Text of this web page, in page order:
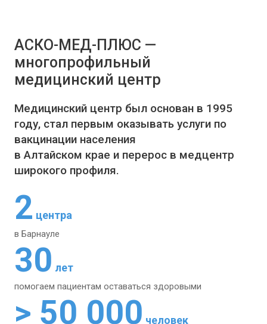
АСКО-МЕД-ПЛЮС —
многопрофильный
медицинский центр
Медицинский центр был основан в 1995
году, стал первым оказывать услуги по
вакцинации населения
в Алтайском крае и перерос в медцентр
широкого профиля.
2 центра
в Барнауле
30 лет
помогаем пациентам оставаться здоровыми
> 50 000 человек